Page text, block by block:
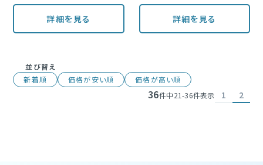
詳細を見る 詳細を見る
並び替え
新着順
価格が安い順 価格が高い順
36件中21-36件表示 1 2